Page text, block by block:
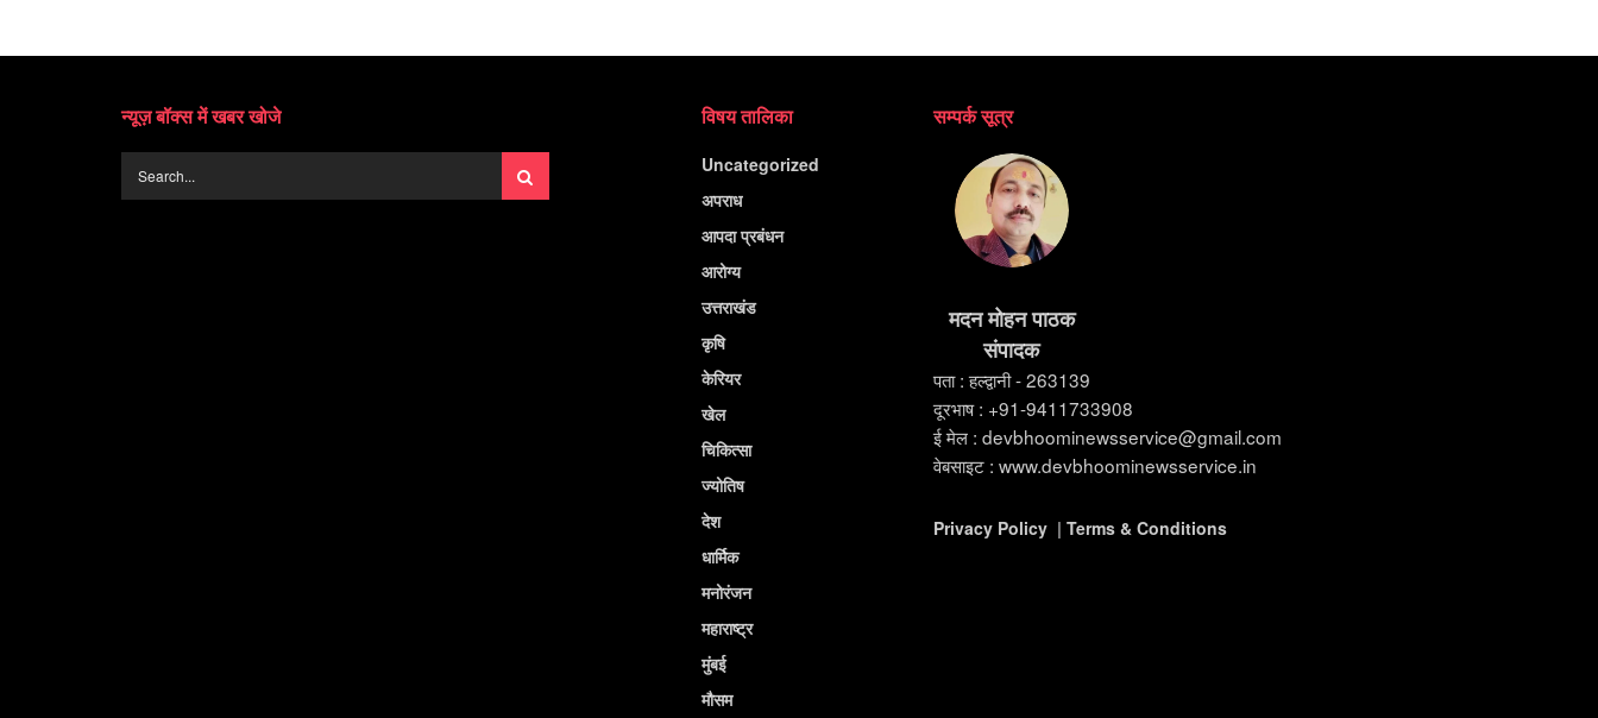
न्यूज़ बॉक्स में खबर खोजे विषय तालिका
Uncategorized
अपराध
आपदा प्रबंधन
आरोग्य
उत्तराखंड
कृषि
केरियर
खेल
चिकित्सा
ज्योतिष
देश
धार्मिक
मनोरंजन
महाराष्ट्र
मुंबई
मौसम
सम्पर्क सूत्र
मदन मोहन पाठक
संपादक
पता : हल्द्वानी - 263139
दूरभाष : +91-9411733908
ई मेल : devbhoominewsservice@gmail.com
वेबसाइट : www.devbhoominewsservice.in
Privacy Policy| Terms & Conditions